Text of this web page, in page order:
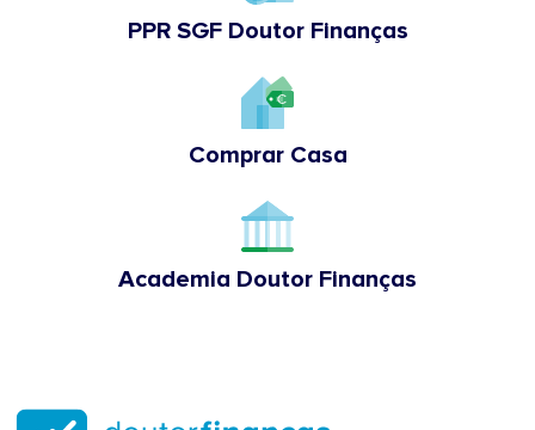
PPR SGF Doutor Finanças
Comprar Casa
Academia Doutor Finanças